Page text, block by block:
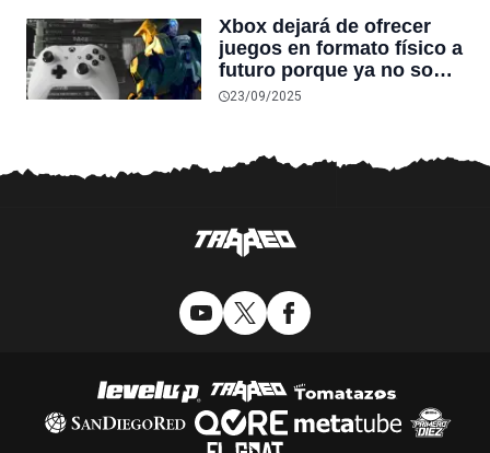
Xbox dejará de ofrecer
juegos en formato físico a
futuro porque ya no son
rentables: “No podríamos
23/09/2025